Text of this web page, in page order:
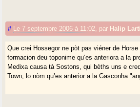
# Le 7 septembre 2006 à 11:02 par Halip
Que crei Hossegor ne pòt pas viéner de Horse
formacion deu toponime qu’es anteriora a la
Medixa causa tà Sostons, qui bèths uns e
Town, lo nòm qu’es anterior a la Gasconha